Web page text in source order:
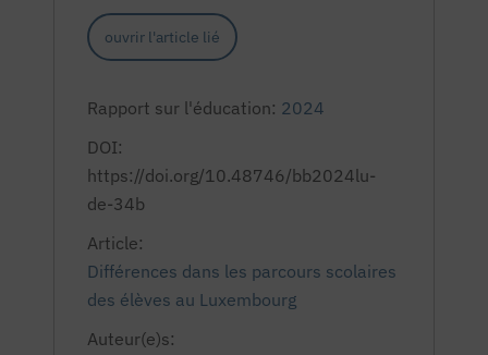
ouvrir l'article lié
Rapport sur l'éducation: 2024
DOI:
https://doi.org/10.48746/bb2024lu-
de-34b
Article:
Différences dans les parcours scolaires
des élèves au Luxembourg
Auteur(e)s: